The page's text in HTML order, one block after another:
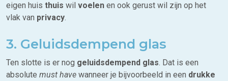
eigen huis thuis wil voelen en ook gerust wil zijn op het
vlak van privacy.
3. Geluidsdempend glas
Ten slotte is er nog geluidsdempend glas. Dat is een
absolute must have wanneer je bijvoorbeeld in een drukke